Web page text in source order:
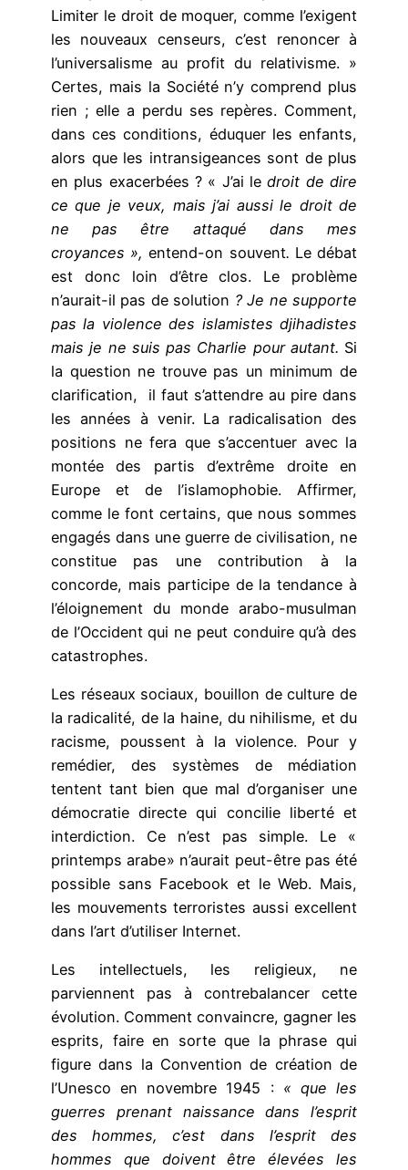
Limiter le droit de moquer, comme l’exigent
les nouveaux censeurs, c’est renoncer à
l’universalisme au profit du relativisme. »
Certes, mais la Société n’y comprend plus
rien ; elle a perdu ses repères. Comment,
dans ces conditions, éduquer les enfants,
alors que les intransigeances sont de plus
en plus exacerbées ? « J’ai le droit de dire
ce que je veux, mais j’ai aussi le droit de
ne pas être attaqué dans mes
croyances »,entend-on souvent. Le débat
est donc loin d’être clos. Le problème
n’aurait-il pas de solution ?Je ne supporte
pas la violence des islamistes djihadistes
mais je ne suis pas Charlie pour autant. Si
la question ne trouve pas un minimum de
clarification, il faut s’attendre au pire dans
les années à venir. La radicalisation des
positions ne fera que s’accentuer avec la
montée des partis d’extrême droite en
Europe et de l’islamophobie. Affirmer,
comme le font certains, que nous sommes
engagés dans une guerre de civilisation, ne
constitue pas une contribution à la
concorde, mais participe de la tendance à
l’éloignement du monde arabo-musulman
de l’Occident qui ne peut conduire qu’à des
catastrophes.
Les réseaux sociaux, bouillon de culture de
la radicalité, de la haine, du nihilisme, et du
racisme, poussent à la violence. Pour y
remédier, des systèmes de médiation
tentent tant bien que mal d’organiser une
démocratie directe qui concilie liberté et
interdiction. Ce n’est pas simple. Le «
printemps arabe » n’aurait peut-être pas été
possible sans Facebook et le Web. Mais,
les mouvements terroristes aussi excellent
dans l’art d’utiliser Internet.
Les intellectuels, les religieux, ne
parviennent pas à contrebalancer cette
évolution. Comment convaincre, gagner les
esprits, faire en sorte que la phrase qui
figure dans la Convention de création de
l’Unesco en novembre 1945 : « que les
guerres prenant naissance dans l’esprit
des hommes, c’est dans l’esprit des
hommes que doivent être élevées les